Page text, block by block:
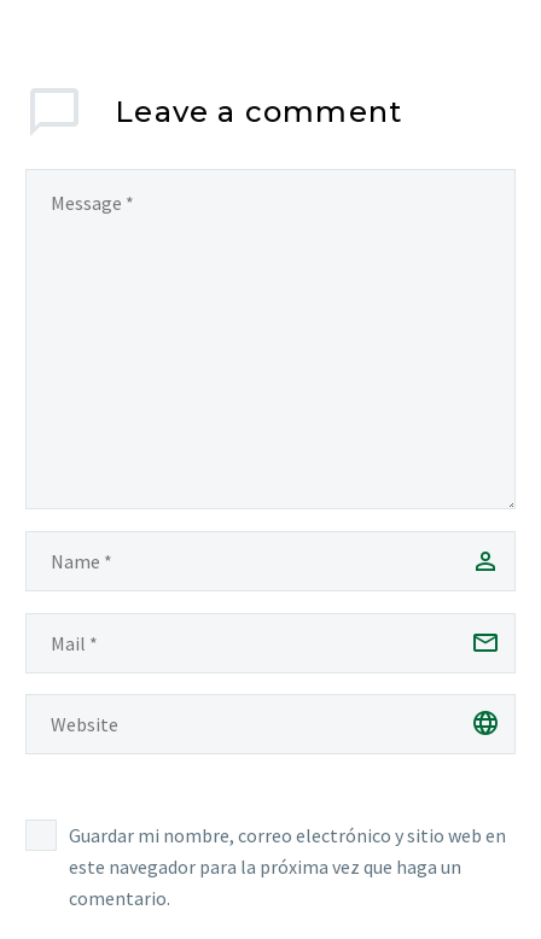
Leave a comment
Guardar mi nombre, correo electrónico y sitio web en
este navegador para la próxima vez que haga un
comentario.